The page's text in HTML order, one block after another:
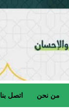
من نحن اتصل بنا